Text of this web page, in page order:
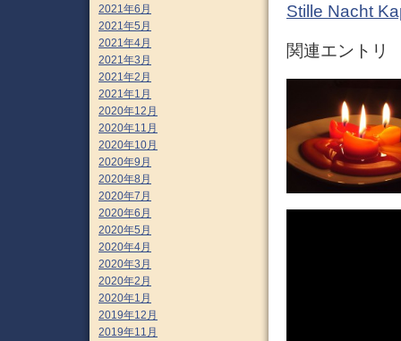
Stille Nacht
関連エントリ
2021年6月
2021年5月
2021年4月
2021年3月
2021年2月
2021年1月
2020年12月
2020年11月
2020年10月
2020年9月
2020年8月
2020年7月
2020年6月
2020年5月
2020年4月
2020年3月
2020年2月
2020年1月
2019年12月
2019年11月